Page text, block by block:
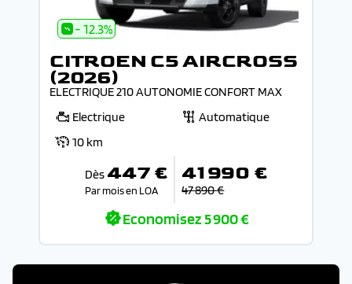
- 12.3%
CITROEN C5 AIRCROSS
(2026)
ELECTRIQUE 210 AUTONOMIE CONFORT MAX
Electrique
Automatique
10 km
Dès 447 €
Par mois en LOA
41 990 €
47 890 €
Economisez5 900 €